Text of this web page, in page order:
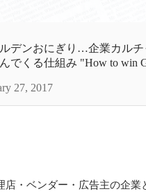
デンおにぎり…企業カル
でくる仕組み "How to win
27, 2017
・ベンダー・広告主の企業